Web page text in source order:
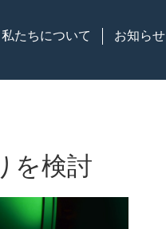
私たちについて お知らせ
を検討